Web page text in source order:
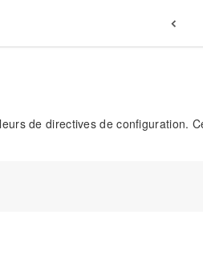
de directives de configuration.